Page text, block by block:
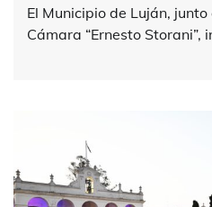
El Municipio de Luján,
Cámara “Ernesto Storani”,